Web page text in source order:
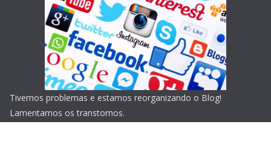
Tivemos problemas e estamos reorganizando o Blog!
Lamentamos os transtornos.